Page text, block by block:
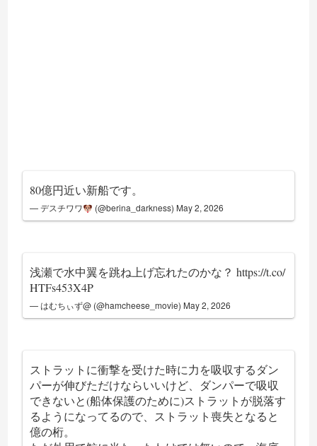
80億円近い新船です。
— デスチワワ (@berina_darkness) May 2, 2026
浅瀬で水中翼を跳ね上げ忘れたのかな？https://t.co/
HTFs453X4P
— はむちぃず@ (@hamcheese_movie) May 2, 2026
ストラットに衝撃を受けた時に力を吸収するダン
パーが伸びただけならいいけど、ダンパーで吸収
できないと(船体保護のために)ストラットが脱落す
るようになってるので、ストラット喪失となると
億の桁。